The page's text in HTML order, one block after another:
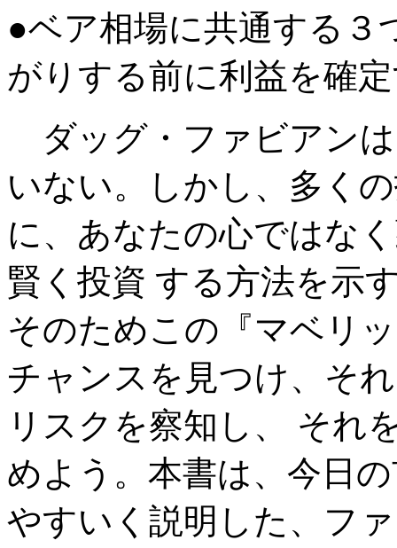
●ベア相場に共通する
がりする前に利益を確
ダッグ・ファビアン
いない。しかし、多く
に、あなたの心ではな
賢く投資 する方法を示
そのためこの『マベリ
チャンスを見つけ、そ
リスクを察知し、 それ
めよう。本書は、今日
やすいく説明した、フ